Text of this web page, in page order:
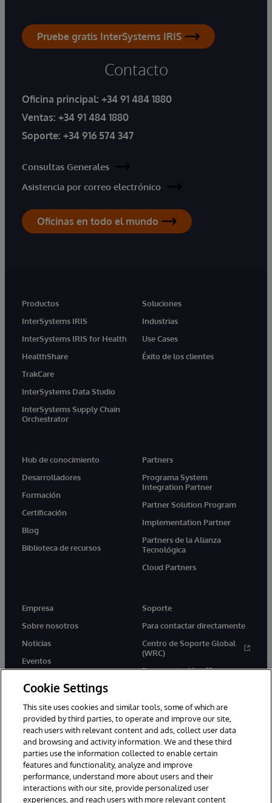
Pruebe gratis InterSystems IRIS
Contacto
Oficina principal: +34 91 484 1880
Ventas: +34 91 484 1880
Soporte: +34 916 574 347
Consultas Generales
Asistencia por correo electrónico
Oficinas en todo el mundo
Productos
InterSystems IRIS
InterSystems IRIS for Health
HealthShare
TrakCare
InterSystems Data Studio
InterSystems Supply Chain
Orchestrator
Soluciones
Industrias
Use Cases
Éxito de los clientes
Hub de conocimiento
Desarrolladores
Formación
Certificación
Blog
Biblioteca de recursos
Partners
Programa System
Integration Partner
Partner Solution Program
Implementation Partner
Partners de la Alianza
Tecnológica
Cloud Partners
Empresa
Sobre nosotros
Noticias
Eventos
Soporte
Para contactar directamente
Centro de Soporte Global
(WRC)
Documentación
1996-2026 InterSystems Corporation, Boston, MA. Todos los
derechos reservados.
Cookie Settings
This site uses cookies and similar tools, some of which are
provided by third parties, to operate and improve our site,
reach users with relevant content and ads, collect user data
and browsing and activity information. We and these third
parties use the information collected to enable certain
features and functionality, analyze and improve
performance, understand more about users and their
interactions with our site, provide personalized user
experiences, and reach users with more relevant content